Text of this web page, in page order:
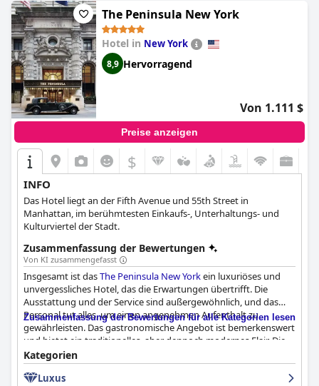
sich besser um die Bedürfnisse der Gäste kümmert. Einige Gäste
waren enttäuscht über das fehlende Frühstücksangebot, die
Sauberkeit der Bäder und die Flecken auf Teppichen und
Möbeln, während andere das angebotene amerikanische
Frühstück genossen und die Sauberkeit des Hotels,
insbesondere der Zimmer, lobten. Die Betten wurden
unterschiedlich bewertet: Einige Gäste fanden sie sehr bequem,
andere berichteten von unbequemen Sofabetten und kleinen
Doppelbetten. Insgesamt ist das
Millennium Downtown New
York (M Social Hotel New York Downtown)
alle, die ein Hotel mit atemberaubender Aussicht und
freundlichem Personal suchen.
The Peninsula New York
Hotel in New York
8,9 Hervorragend
Von 1.111 $
Preise anzeigen
$
INFO
Das Hotel liegt an der Fifth Avenue und 55th Street in
Manhattan, im berühmtesten Einkaufs-, Unterhaltungs- und
Kulturviertel der Stadt.
Zusammenfassung der Bewertungen
Von KI zusammengefasst
Insgesamt ist dasThe Peninsula New Yorkein luxuriöses und
unvergessliches Hotel, das die Erwartungen übertrifft. Die
Ausstattung und der Service sind außergewöhnlich, und das
Personal tut alles, um einen angenehmen Aufenthalt zu
gewährleisten. Das gastronomische Angebot ist bemerkenswert
und bietet ein traditionelles, aber dennoch modernes Flair. Die
Lage des Hotels ist perfekt für alle, die im Herzen Manhattans
wohnen und den Central Park und die Einkaufsviertel zu Fuß
erreichen möchten. Die Zimmer sind komfortabel und ruhig und
Zusammenfassung der Bewertungen für alle Kategorien lesen
Kategorien
Luxus